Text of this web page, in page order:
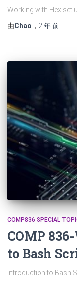
Working with Hex set
由Chao ， 2 年前
COMP836 SPECIAL
COMP
to Bash
Introduction to Bash